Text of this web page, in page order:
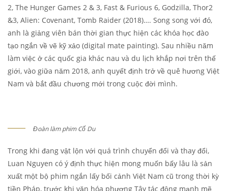
2, The Hunger Games 2 & 3, Fast & Furious 6, Godzilla, Thor2
&3, Alien: Covenant, Tomb Raider (2018)…. Song song với đó,
anh là giảng viên bán thời gian thực hiện các khóa học đào
tạo ngắn về vẽ kỹ xảo (digital mate painting). Sau nhiều năm
làm việc ở các quốc gia khác nau và du lịch khắp nơi trên thế
giới, vào giữa năm 2018, anh quyết định trở về quê hương Việt
Nam và bắt đầu chương mới trong cuộc đời mình.
Đoàn làm phim Cố Du
Trong khi đang vật lộn với quá trình chuyển đổi và thay đổi,
Luan Nguyen có ý định thực hiện mong muốn bấy lâu là sản
xuất một bộ phim ngắn lấy bối cảnh Việt Nam cũ trong thời kỳ
tiền Pháp, trước khi văn hóa phương Tây tác động mạnh mẽ